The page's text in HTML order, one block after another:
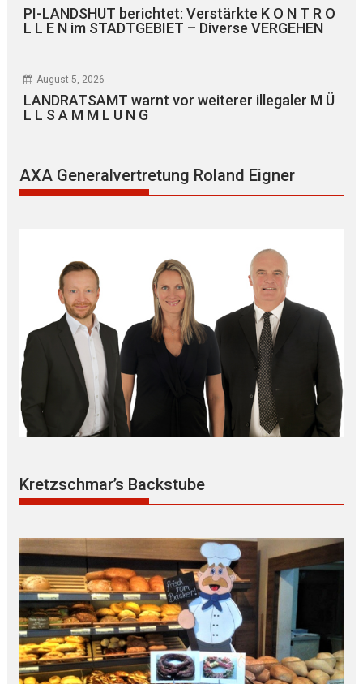
PI-LANDSHUT berichtet: Verstärkte K O N T R O
L L E N im STADTGEBIET – Diverse VERGEHEN
August 5, 2026
LANDRATSAMT warnt vor weiterer illegaler M Ü
L L S A M M L U N G
AXA Generalvertretung Roland Eigner
Kretzschmar’s Backstube